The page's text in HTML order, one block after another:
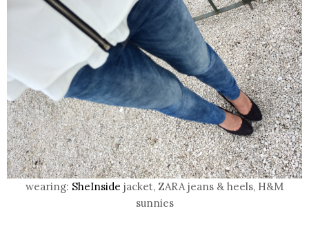
wearing: SheInside jacket, ZARA jeans & heels, H&M
sunnies